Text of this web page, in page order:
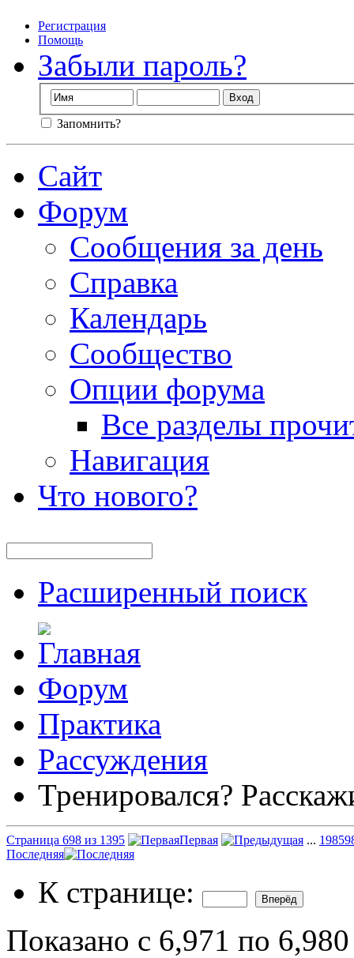
Регистрация
Помощь
Забыли пароль?
Запомнить?
Сайт
Форум
Сообщения за день
Справка
Календарь
Сообщество
Опции форума
Все разделы
Навигация
Что нового?
Расширенный поиск
Форум
Практика
Рассуждения
Тренировался?
Страница 698 из 1395 Первая ... 198
Последняя
К странице:
Показано с 6,971 по